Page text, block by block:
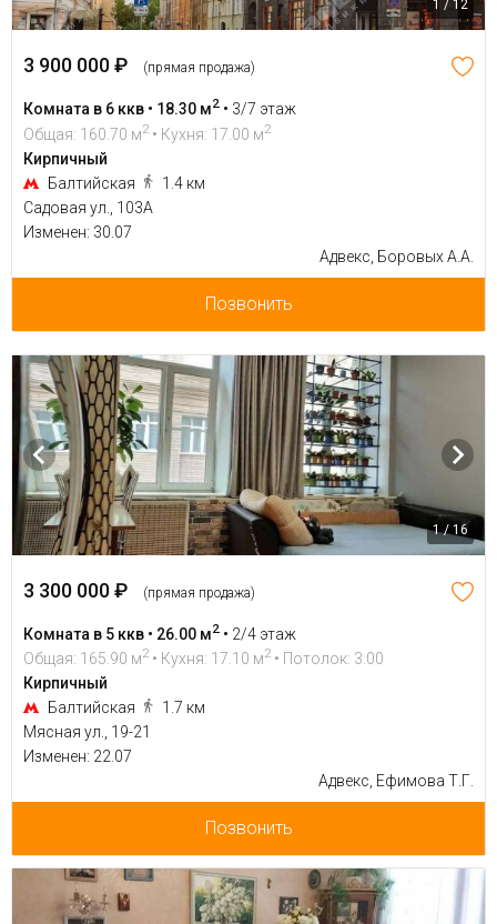
1 / 12
3 900 000 ₽ (прямая продажа)
Комната в 6 ккв • 18.30 м2 • 3/7 этаж
Общая: 160.70 м2 • Кухня: 17.00 м2
Кирпичный
Балтийская
1.4 км
Садовая ул., 103А
Изменен: 30.07
Адвекс, Боровых А.А.
Позвонить
1 / 16
3 300 000 ₽ (прямая продажа)
Комната в 5 ккв • 26.00 м2 • 2/4 этаж
Общая: 165.90 м2 • Кухня: 17.10 м2 • Потолок: 3.00
Кирпичный
Балтийская
1.7 км
Мясная ул., 19-21
Изменен: 22.07
Адвекс, Ефимова Т.Г.
Позвонить